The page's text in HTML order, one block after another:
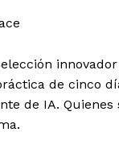
de cinco
de IA.